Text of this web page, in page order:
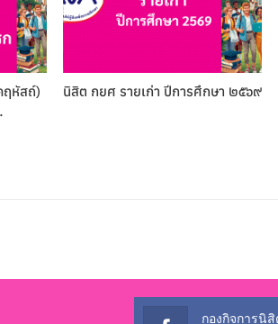
ฤหัสถ์)
นิสิต กยศ รายเก่า ปีการศึกษา ๒๕๖๙